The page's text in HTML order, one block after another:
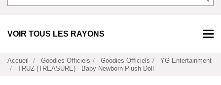
VOIR TOUS LES RAYONS
Accueil Goodies Officiels Goodies Officiels
YG Entertainment
TRUZ (TREASURE) - Baby Newborn Plush Doll